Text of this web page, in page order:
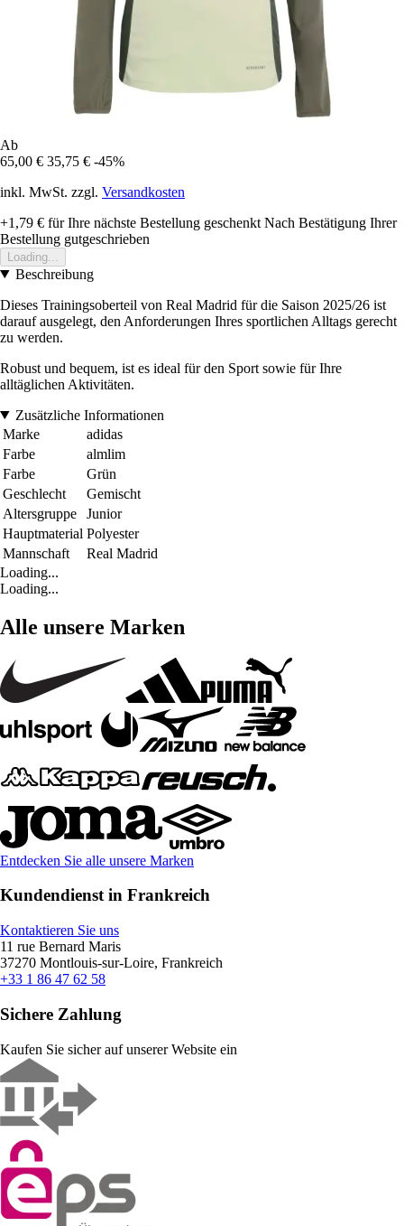
Ab
65,00 € 35,75 € -45%
inkl. MwSt. zzgl. Versandkosten
+1,79 € für Ihre nächste Bestellung geschenkt Nach Bestätigung Ihrer
Bestellung gutgeschrieben
Loading...
Beschreibung
Dieses Trainingsoberteil von Real Madrid für die Saison 2025/26 ist
darauf ausgelegt, den Anforderungen Ihres sportlichen Alltags gerecht
zu werden.
Robust und bequem, ist es ideal für den Sport sowie für Ihre
alltäglichen Aktivitäten.
Zusätzliche Informationen
Marke
adidas
Farbe
almlim
Farbe
Grün
Geschlecht
Gemischt
Altersgruppe
Junior
Hauptmaterial Polyester
Mannschaft
Real Madrid
Loading...
Loading...
Alle unsere Marken
Entdecken Sie alle unsere Marken
Kundendienst in Frankreich
Kontaktieren Sie uns
11 rue Bernard Maris
37270 Montlouis-sur-Loire, Frankreich
+33 1 86 47 62 58
Sichere Zahlung
Kaufen Sie sicher auf unserer Website ein